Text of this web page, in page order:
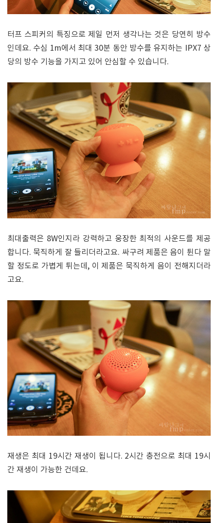
터프 스피커의 특징으로 제일 먼저 생각나는 것은 당연히 방수
인데요. 수심 1m에서 최대 30분 동안 방수를 유지하는 IPX7 상
당의 방수 기능을 가지고 있어 안심할 수 있습니다.
최대출력은 8W인지라 강력하고 웅장한 최적의 사운드를 제공
합니다. 묵직하게 잘 들리더라고요. 싸구려 제품은 음이 튄다 말
할 정도로 가볍게 튀는데, 이 제품은 묵직하게 음이 전해지더라
고요.
재생은 최대 19시간 재생이 됩니다. 2시간 충전으로 최대 19시
간 재생이 가능한 건데요.